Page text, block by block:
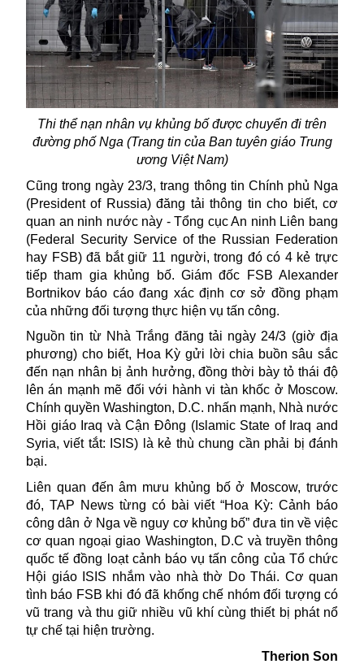
Thi thể nạn nhân vụ khủng bố được chuyển đi trên
đường phố Nga (Trang tin của Ban tuyên giáo Trung
ương Việt Nam)
Cũng trong ngày 23/3, trang thông tin Chính phủ Nga
(President of Russia) đăng tải thông tin cho biết, cơ
quan an ninh nước này - Tổng cục An ninh Liên bang
(Federal Security Service of the Russian Federation
hay FSB) đã bắt giữ 11 người, trong đó có 4 kẻ trực
tiếp tham gia khủng bố. Giám đốc FSB Alexander
Bortnikov báo cáo đang xác định cơ sở đồng phạm
của những đối tượng thực hiện vụ tấn công.
Nguồn tin từ Nhà Trắng đăng tải ngày 24/3 (giờ địa
phương) cho biết, Hoa Kỳ gửi lời chia buồn sâu sắc
đến nạn nhân bị ảnh hưởng, đồng thời bày tỏ thái độ
lên án mạnh mẽ đối với hành vi tàn khốc ở Moscow.
Chính quyền Washington, D.C. nhấn mạnh, Nhà nước
Hồi giáo Iraq và Cận Đông (Islamic State of Iraq and
Syria, viết tắt: ISIS) là kẻ thù chung cần phải bị đánh
bại.
Liên quan đến âm mưu khủng bố ở Moscow, trước
đó, TAP News từng có bài viết “Hoa Kỳ: Cảnh báo
công dân ở Nga về nguy cơ khủng bố” đưa tin về việc
cơ quan ngoại giao Washington, D.C và truyền thông
quốc tế đồng loạt cảnh báo vụ tấn công của Tổ chức
Hội giáo ISIS nhắm vào nhà thờ Do Thái. Cơ quan
tình báo FSB khi đó đã khống chế nhóm đối tượng có
vũ trang và thu giữ nhiều vũ khí cùng thiết bị phát nổ
tự chế tại hiện trường.
Therion Son